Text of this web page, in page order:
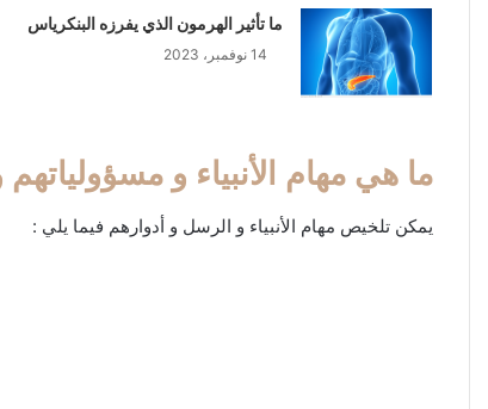
ما تأثير الهرمون الذي يفرزه البنكرياس
14 نوفمبر، 2023
ما هي مهام الأنبياء و
يمكن تلخيص مهام الأنبياء و الرسل و أدوارهم فيما يلي :